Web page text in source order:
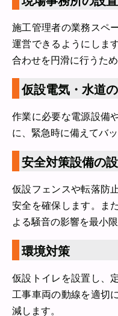
施工管理者の業務スペ
運営できるようにしま
合わせを円滑に行うた
仮設電気・水道
作業に必要な電源設備
に、緊急時に備えてバ
安全対策設備の
仮設フェンスや転落防
安全を確保します。ま
よる騒音の影響を最小限
環境対策
仮設トイレを設置し、
工事車両の動線を適切
減します。